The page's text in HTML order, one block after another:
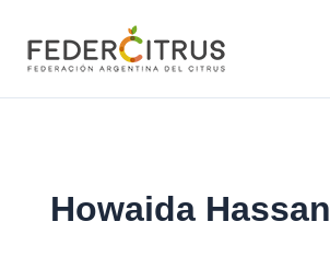
contenido
Howaida Hassan